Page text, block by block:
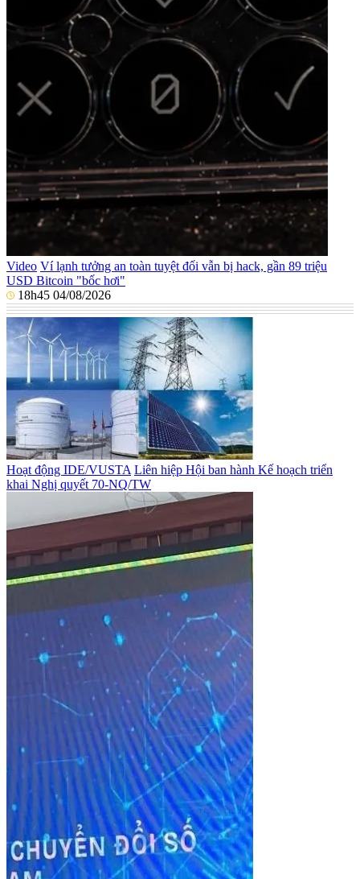
Video Ví lạnh tưởng an toàn tuyệt đối vẫn bị hack, gần 89 triệu
USD Bitcoin "bốc hơi"
18h45 04/08/2026
Hoạt động IDE/VUSTA Liên hiệp Hội ban hành Kế hoạch triển
khai Nghị quyết 70-NQ/TW